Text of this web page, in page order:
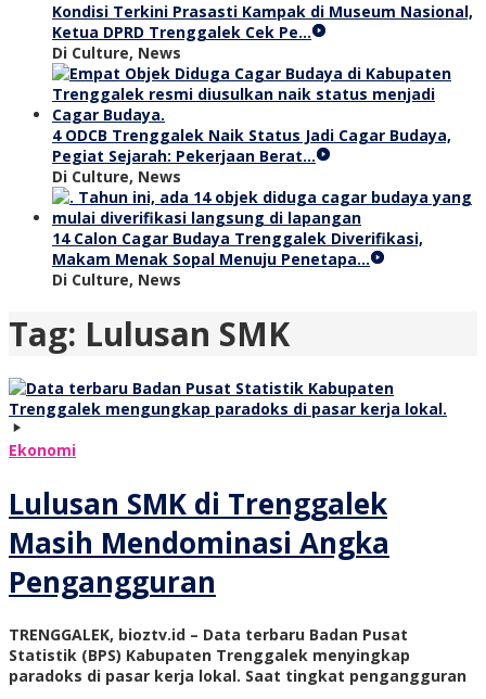
Kondisi Terkini Prasasti Kampak di Museum Nasional,
Ketua DPRD Trenggalek Cek Pe…
Di Culture, News
4 ODCB Trenggalek Naik Status Jadi Cagar Budaya,
Pegiat Sejarah: Pekerjaan Berat…
Di Culture, News
14 Calon Cagar Budaya Trenggalek Diverifikasi,
Makam Menak Sopal Menuju Penetapa…
Di Culture, News
Tag: Lulusan SMK
Ekonomi
Lulusan SMK di Trenggalek
Masih Mendominasi Angka
Pengangguran
TRENGGALEK, bioztv.id – Data terbaru Badan Pusat
Statistik (BPS) Kabupaten Trenggalek menyingkap
paradoks di pasar kerja lokal. Saat tingkat pengangguran